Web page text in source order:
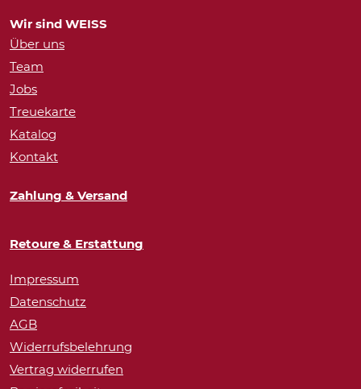
Wir sind WEISS
Über uns
Team
Jobs
Treuekarte
Katalog
Kontakt
Zahlung & Versand
Retoure & Erstattung
Impressum
Datenschutz
AGB
Widerrufsbelehrung
Vertrag widerrufen